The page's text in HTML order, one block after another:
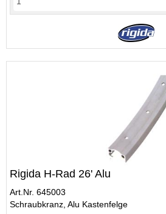
Rigida H-Rad 26' Alu
Art.Nr. 645003
Schraubkranz, Alu Kastenfelge